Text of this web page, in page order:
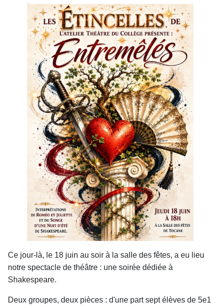
Ce jour-là, le 18 juin au soir à la salle des fêtes, a eu lieu
notre spectacle de théâtre : une soirée dédiée à
Shakespeare.
Deux groupes, deux pièces : d'une part sept élèves de 5e1